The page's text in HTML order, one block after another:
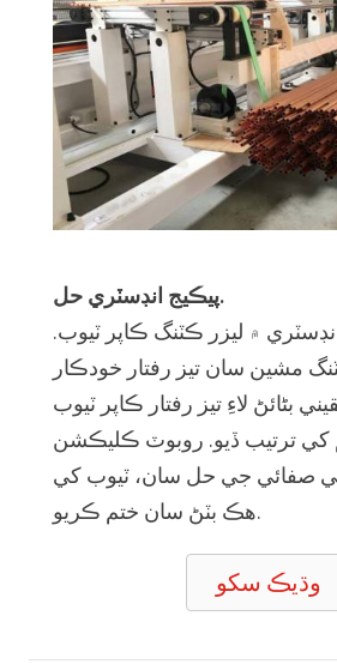
پيڪيج انڊسٽري حل.
۾ ليزر ڪٽنگ ڪاپر ٽيوب.
مشين سان تيز رفتار خودڪار
بڻائڻ لاءِ تيز رفتار ڪاپر ٽيوب
ترتيب ڏيو. روبوٽ ڪليڪشن
صفائي جي حل سان، ٽيوب کي
هڪ بٽڻ سان ختم ڪريو.
وڌيڪ سکو